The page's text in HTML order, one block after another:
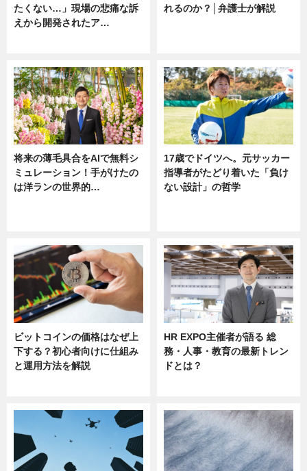
たくない…」現場の悲痛な訴
えから開発されたア…
れるのか？│弁護士が解説
将来の薄毛具合をAIで無料シ
ミュレーション！手がけたの
は洋ランの世界的…
17歳でドイツへ。元サッカー
指導者がたどり着いた「負け
ない設計」の哲学
ビットコインの価格はなぜ上
下する？初心者向けに仕組み
と運用方法を解説
HR EXPO主催者が語る 総
務・人事・教育の最新トレン
ドとは？